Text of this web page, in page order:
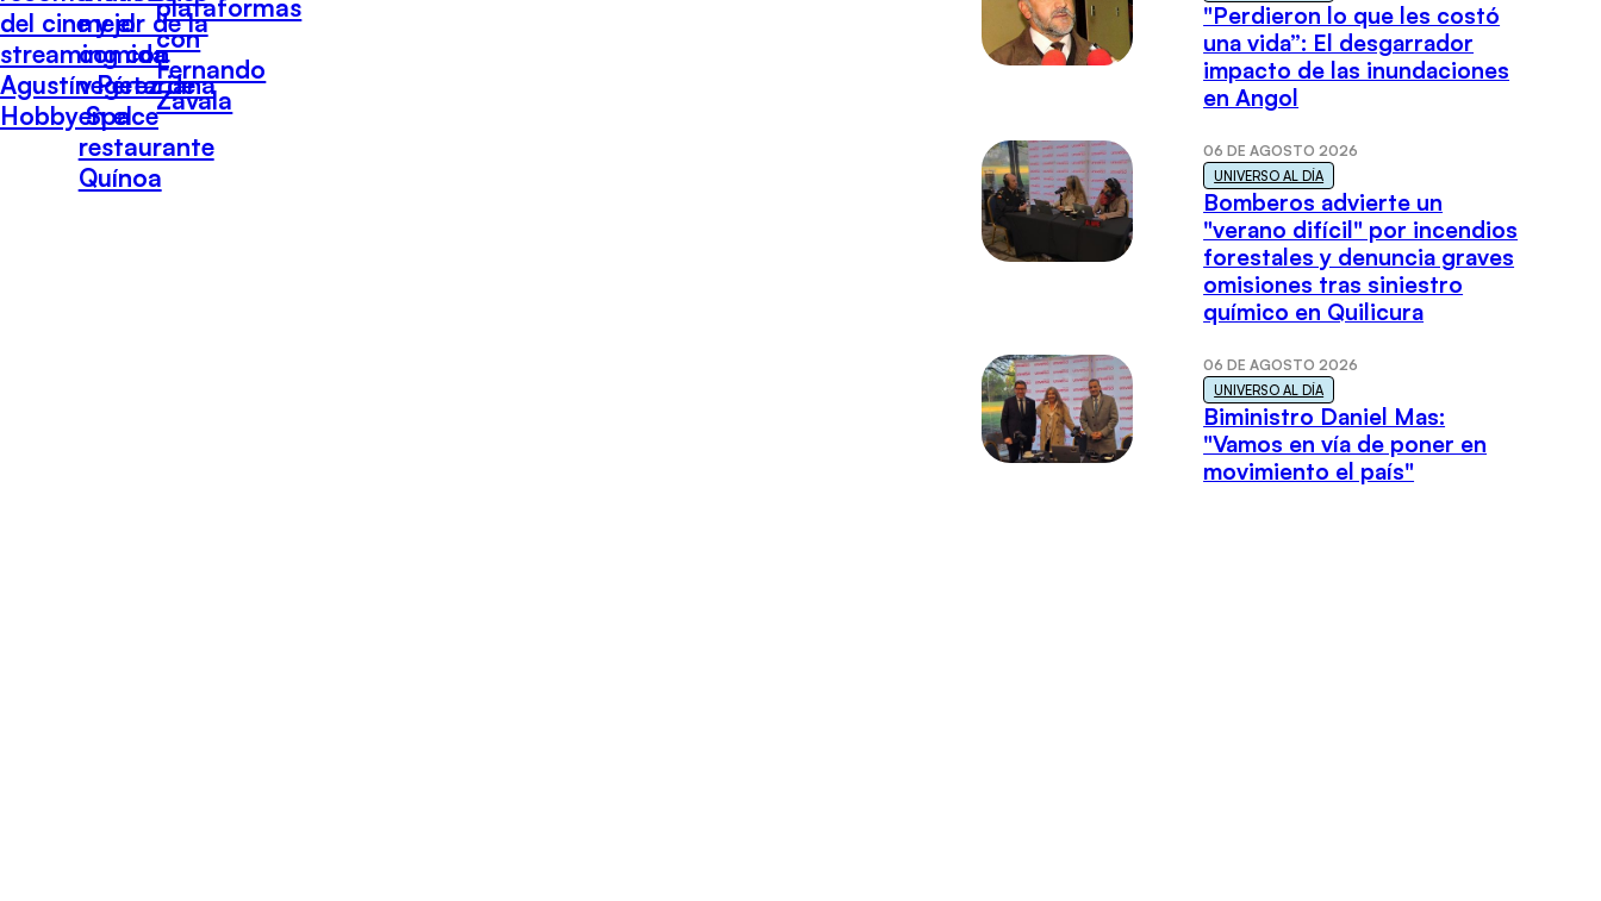
del cine y el
streaming con
Agustín Pérez de
Hobby Space
mejor de la
comida
vegetariana
en el
restaurante
Quínoa
plataformas
con
Fernando
Zavala
"Perdieron lo que les costó
una vida”: El desgarrador
impacto de las inundaciones
en Angol
06 DE AGOSTO 2026
UNIVERSO AL DÍA
Bomberos advierte un
"verano difícil" por incendios
forestales y denuncia graves
omisiones tras siniestro
químico en Quilicura
06 DE AGOSTO 2026
UNIVERSO AL DÍA
Biministro Daniel Mas:
"Vamos en vía de poner en
movimiento el país"